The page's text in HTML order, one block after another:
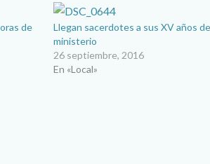
de
Llegan sacerdotes a sus XV años de
ministerio
26 septiembre, 2016
En «Local»